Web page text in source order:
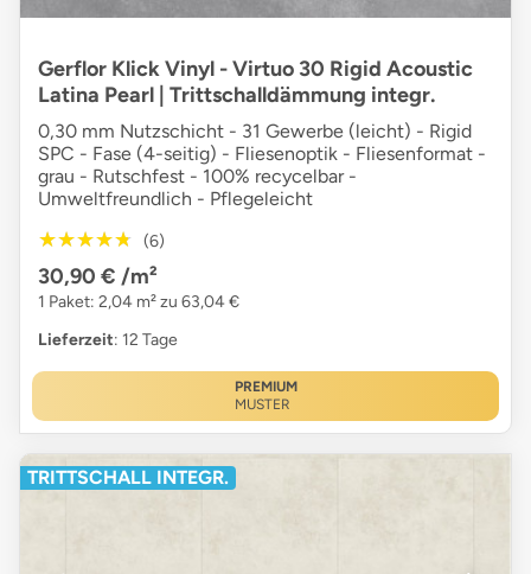
Gerflor Klick Vinyl - Virtuo 30 Rigid Acoustic
Latina Pearl | Trittschalldämmung integr.
0,30 mm Nutzschicht - 31 Gewerbe (leicht) - Rigid
SPC - Fase (4-seitig) - Fliesenoptik - Fliesenformat -
grau - Rutschfest - 100% recycelbar -
Umweltfreundlich - Pflegeleicht
★★★★★
★★★★★ (6)
30,90 € /m²
1 Paket: 2,04 m² zu 63,04 €
Lieferzeit: 12 Tage
PREMIUM
MUSTER
TRITTSCHALL INTEGR.